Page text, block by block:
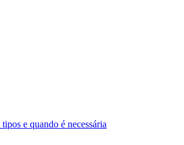
e quando é necessária